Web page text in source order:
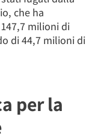
che ha
milioni di
di 44,7 milioni di
per la